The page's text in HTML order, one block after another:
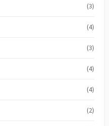
(3)
(4)
(3)
(4)
(4)
(2)